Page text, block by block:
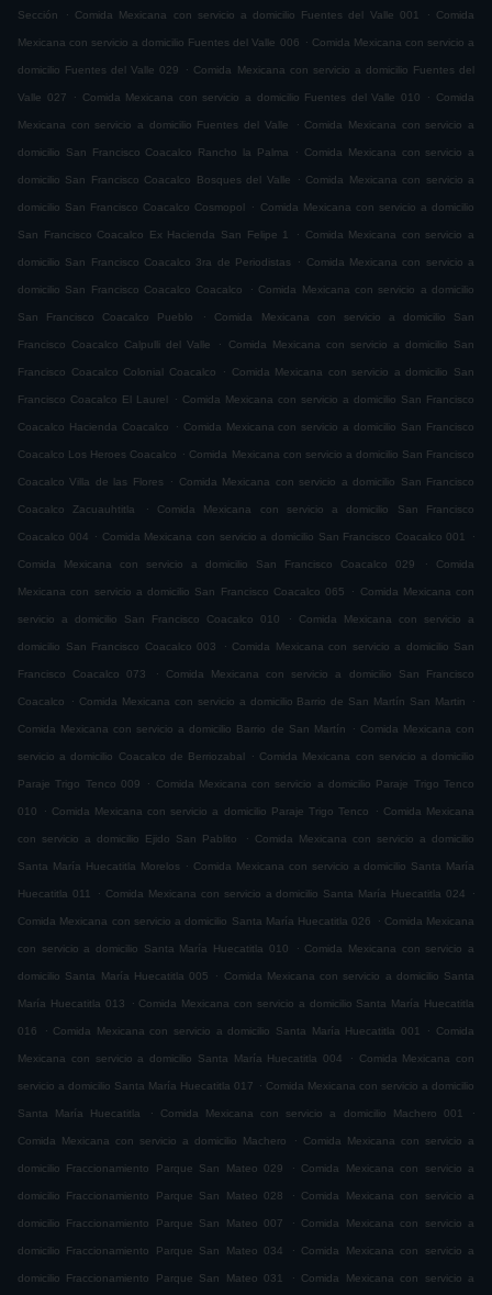
Sección . Comida Mexicana con servicio a domicilio Fuentes del Valle 001 . Comida
Mexicana con servicio a domicilio Fuentes del Valle 006 . Comida Mexicana con servicio a
domicilio Fuentes del Valle 029 . Comida Mexicana con servicio a domicilio Fuentes del
Valle 027 . Comida Mexicana con servicio a domicilio Fuentes del Valle 010 . Comida
Mexicana con servicio a domicilio Fuentes del Valle . Comida Mexicana con servicio a
domicilio San Francisco Coacalco Rancho la Palma . Comida Mexicana con servicio a
domicilio San Francisco Coacalco Bosques del Valle . Comida Mexicana con servicio a
domicilio San Francisco Coacalco Cosmopol . Comida Mexicana con servicio a domicilio
San Francisco Coacalco Ex Hacienda San Felipe 1 . Comida Mexicana con servicio a
domicilio San Francisco Coacalco 3ra de Periodistas . Comida Mexicana con servicio a
domicilio San Francisco Coacalco Coacalco . Comida Mexicana con servicio a domicilio
San Francisco Coacalco Pueblo . Comida Mexicana con servicio a domicilio San
Francisco Coacalco Calpulli del Valle . Comida Mexicana con servicio a domicilio San
Francisco Coacalco Colonial Coacalco . Comida Mexicana con servicio a domicilio San
Francisco Coacalco El Laurel . Comida Mexicana con servicio a domicilio San Francisco
Coacalco Hacienda Coacalco . Comida Mexicana con servicio a domicilio San Francisco
Coacalco Los Heroes Coacalco . Comida Mexicana con servicio a domicilio San Francisco
Coacalco Villa de las Flores . Comida Mexicana con servicio a domicilio San Francisco
Coacalco Zacuauhtitla . Comida Mexicana con servicio a domicilio San Francisco
Coacalco 004 . Comida Mexicana con servicio a domicilio San Francisco Coacalco 001 .
Comida Mexicana con servicio a domicilio San Francisco Coacalco 029 . Comida
Mexicana con servicio a domicilio San Francisco Coacalco 065 . Comida Mexicana con
servicio a domicilio San Francisco Coacalco 010 . Comida Mexicana con servicio a
domicilio San Francisco Coacalco 003 . Comida Mexicana con servicio a domicilio San
Francisco Coacalco 073 . Comida Mexicana con servicio a domicilio San Francisco
Coacalco . Comida Mexicana con servicio a domicilio Barrio de San Martín San Martin .
Comida Mexicana con servicio a domicilio Barrio de San Martín . Comida Mexicana con
servicio a domicilio Coacalco de Berriozabal . Comida Mexicana con servicio a domicilio
Paraje Trigo Tenco 009 . Comida Mexicana con servicio a domicilio Paraje Trigo Tenco
010 . Comida Mexicana con servicio a domicilio Paraje Trigo Tenco . Comida Mexicana
con servicio a domicilio Ejido San Pablito . Comida Mexicana con servicio a domicilio
Santa María Huecatitla Morelos . Comida Mexicana con servicio a domicilio Santa María
Huecatitla 011 . Comida Mexicana con servicio a domicilio Santa María Huecatitla 024 .
Comida Mexicana con servicio a domicilio Santa María Huecatitla 026 . Comida Mexicana
con servicio a domicilio Santa María Huecatitla 010 . Comida Mexicana con servicio a
domicilio Santa María Huecatitla 005 . Comida Mexicana con servicio a domicilio Santa
María Huecatitla 013 . Comida Mexicana con servicio a domicilio Santa María Huecatitla
016 . Comida Mexicana con servicio a domicilio Santa María Huecatitla 001 . Comida
Mexicana con servicio a domicilio Santa María Huecatitla 004 . Comida Mexicana con
servicio a domicilio Santa María Huecatitla 017 . Comida Mexicana con servicio a domicilio
Santa María Huecatitla . Comida Mexicana con servicio a domicilio Machero 001 .
Comida Mexicana con servicio a domicilio Machero . Comida Mexicana con servicio a
domicilio Fraccionamiento Parque San Mateo 029 . Comida Mexicana con servicio a
domicilio Fraccionamiento Parque San Mateo 028 . Comida Mexicana con servicio a
domicilio Fraccionamiento Parque San Mateo 007 . Comida Mexicana con servicio a
domicilio Fraccionamiento Parque San Mateo 034 . Comida Mexicana con servicio a
domicilio Fraccionamiento Parque San Mateo 031 . Comida Mexicana con servicio a